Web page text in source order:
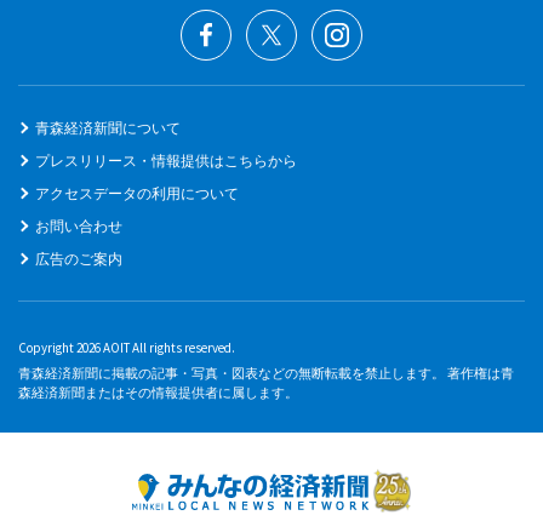
青森経済新聞について
プレスリリース・情報提供はこちらから
アクセスデータの利用について
お問い合わせ
広告のご案内
Copyright 2026 AOIT All rights reserved.
青森経済新聞に掲載の記事・写真・図表などの無断転載を禁止します。 著作権は青
森経済新聞またはその情報提供者に属します。